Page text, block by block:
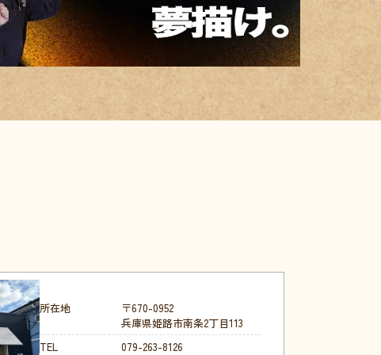
所在地
〒670-0952
兵庫県姫路市南条2丁目113
TEL
079-263-8126